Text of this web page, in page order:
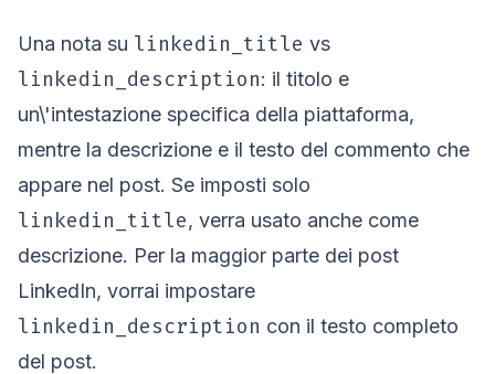
Una nota su linkedin_title vs
linkedin_description: il titolo e
un\'intestazione specifica della piattaforma,
mentre la descrizione e il testo del commento che
appare nel post. Se imposti solo
linkedin_title, verra usato anche come
descrizione. Per la maggior parte dei post
LinkedIn, vorrai impostare
linkedin_description con il testo completo
del post.